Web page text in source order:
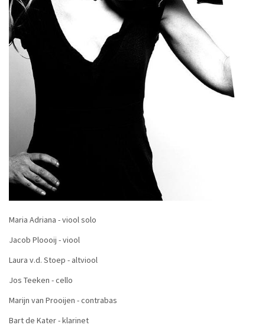
Maria Adriana - viool solo
Jacob Ploooij - viool
Laura v.d. Stoep - altviool
Jos Teeken - cello
Marijn van Prooijen - contrabas
Bart de Kater - klarinet